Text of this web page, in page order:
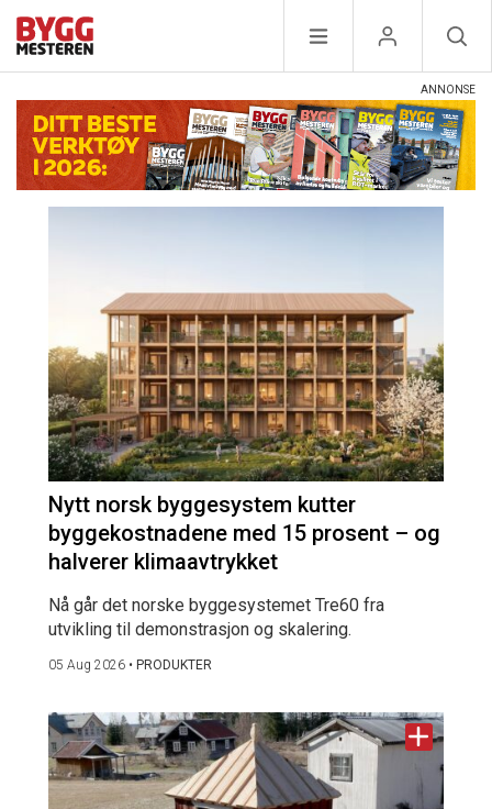
Nytt norsk byggesystem kutter
byggekostnadene med 15 prosent – og
halverer klimaavtrykket
Nå går det norske byggesystemet Tre60 fra
utvikling til demonstrasjon og skalering.
05 Aug 2026 • PRODUKTER